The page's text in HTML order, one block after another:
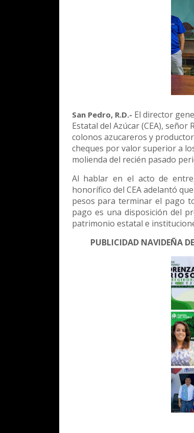
San Pedro, R.D.- El director
Estatal del Azúcar (CEA),
colonos azucareros y
cheques por valor superior a
molienda del recién pasado
Al hablar en el acto de
honorífico del CEA adelantó
pesos para terminar el pago
pago es una disposición del
patrimonio estatal e
PUBLICIDAD NAVIDEÑA